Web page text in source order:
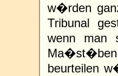
w�rden
Tribunal
wenn man
Ma�st�ben
beurteilen